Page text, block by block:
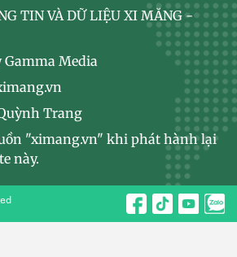
TIN VÀ DỮ LIỆU XI MĂNG -
Media
Trang
"ximang.vn" khi phát hành lại
này.